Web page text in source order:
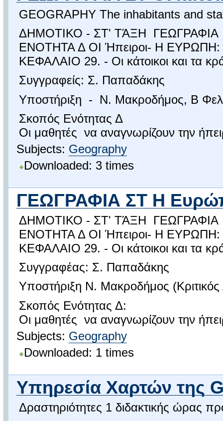
GEOGRAPHY The inhabitants and
ΔΗΜΟΤΙΚΟ - ΣΤ' ΤΆΞΗ ΓΕΩΓΡΑΦΙΑ
ΕΝΟΤΗΤΑ Δ ΟΙ Ήπειροι- Η ΕΥΡΩΠΗ:
ΚΕΦΑΛΑΙΟ 29. - Οι κάτοικοι και τα
Συγγραφείς: Σ. Παπαδάκης
Υποστήριξη - Ν. Μακροδήμος, Β
Σκοπός Ενότητας Δ
Οι μαθητές να αναγνωρίζουν την
Subjects: Geography
Downloaded: 3 times
ΓΕΩΓΡΑΦΙΑ ΣΤ Η
ΔΗΜΟΤΙΚΟ - ΣΤ' ΤΆΞΗ ΓΕΩΓΡΑΦΙΑ
ΕΝΟΤΗΤΑ Δ ΟΙ Ήπειροι- Η ΕΥΡΩΠΗ:
ΚΕΦΑΛΑΙΟ 29. - Οι κάτοικοι και τα
Συγγραφέας: Σ. Παπαδάκης
Υποστήριξη Ν. Μακροδήμος
Σκοπός Ενότητας Δ:
Οι μαθητές να αναγνωρίζουν την
Subjects: Geography
Downloaded: 1 times
Υπηρεσία Χαρτών της
Δραστηριότητες 1 διδακτικής ώρας